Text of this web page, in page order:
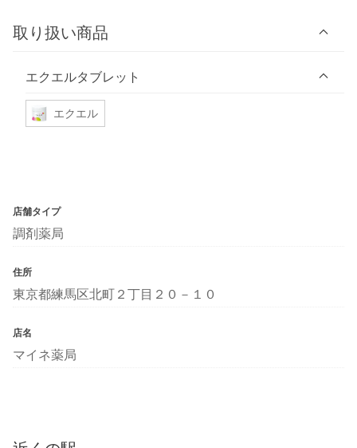
取り扱い商品
エクエルタブレット
エクエル
店舗タイプ
調剤薬局
住所
東京都練馬区北町２丁目２０－１０
店名
マイネ薬局